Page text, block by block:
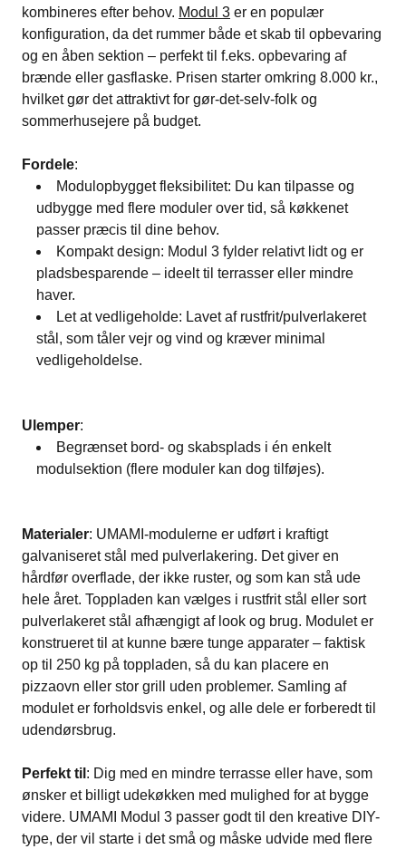
kombineres efter behov. Modul 3 er en populær
konfiguration, da det rummer både et skab til opbevaring
og en åben sektion – perfekt til f.eks. opbevaring af
brænde eller gasflaske​. Prisen starter omkring 8.000 kr.,
hvilket gør det attraktivt for gør-det-selv-folk og
sommerhusejere på budget.
Fordele:
Modulopbygget fleksibilitet: Du kan tilpasse og
udbygge med flere moduler over tid, så køkkenet
passer præcis til dine behov​.
Kompakt design: Modul 3 fylder relativt lidt og er
pladsbesparende – ideelt til terrasser eller mindre
haver​.
Let at vedligeholde: Lavet af rustfrit/pulverlakeret
stål, som tåler vejr og vind og kræver minimal
vedligeholdelse​.
Ulemper:
Begrænset bord- og skabsplads i én enkelt
modulsektion (flere moduler kan dog tilføjes)​.
Materialer: UMAMI-modulerne er udført i kraftigt
galvaniseret stål med pulverlakering​. Det giver en
hårdfør overflade, der ikke ruster, og som kan stå ude
hele året. Toppladen kan vælges i rustfrit stål eller sort
pulverlakeret stål afhængigt af look og brug​. Modulet er
konstrueret til at kunne bære tunge apparater – faktisk
op til 250 kg på toppladen, så du kan placere en
pizzaovn eller stor grill uden problemer​. Samling af
modulet er forholdsvis enkel, og alle dele er forberedt til
udendørsbrug.
Perfekt til : Dig med en mindre terrasse eller have, som
ønsker et billigt udekøkken med mulighed for at bygge
videre. UMAMI Modul 3 passer godt til den kreative DIY-
type, der vil starte i det små og måske udvide med flere